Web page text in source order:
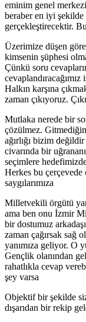
eminim genel
beraber en iyi
gerçekleştirecektir.
Üzerimize düşen
kimsenin şüphesi
Çünkü soru
Halkın karşına
zaman çıkıyoruz.
Mutlaka nerede bir
çözülmez.
ağırlığı bizim
civarında bir
seçimlere
Herkes bu çerçevede
saygılarımıza
Milletvekili örgütü
ama ben onu İzmir
bir dostumuz
zaman çağırsak sağ
yanımıza geliyor. O
Gençlik olanından
rahatlıkla cevap
şey varsa
Objektif bir şekilde
dışarıdan bir rekip